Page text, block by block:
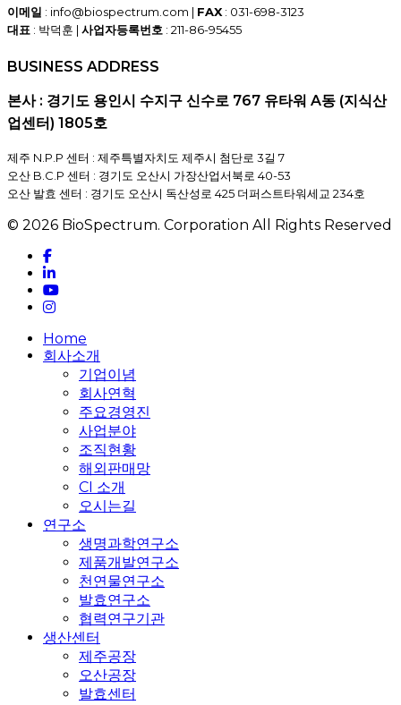
이메일 : info@biospectrum.com | FAX: 031-698-3123
대표 : 박덕훈 | 사업자등록번호 : 211-86-95455
BUSINESS ADDRESS
본사 : 경기도 용인시 수지구 신수로 767 유타워 A동 (지식산
업센터) 1805호
제주 N.P.P 센터 : 제주특별자치도 제주시 첨단로 3길 7
오산 B.C.P 센터 : 경기도 오산시 가장산업서북로 40-53
오산 발효 센터 : 경기도 오산시 독산성로 425 더퍼스트타워세교 234호
© 2026 BioSpectrum. Corporation All Rights Reserved
facebook
linkedin
youtube
instagram
Close
Menu
Home
회사소개
기업이념
회사연혁
주요경영진
사업분야
조직현황
해외판매망
CI 소개
오시는길
연구소
생명과학연구소
제품개발연구소
천연물연구소
발효연구소
협력연구기관
생산센터
제주공장
오산공장
발효센터